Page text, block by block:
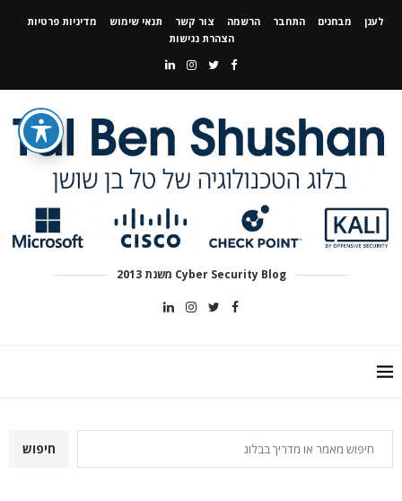
לענן מבחנים התחבר הרשמה צור קשר תנאי שימוש
מדיניות פרטיות
הצהרת נגישות
Cyber Security Blog משנת 2013
חיפוש